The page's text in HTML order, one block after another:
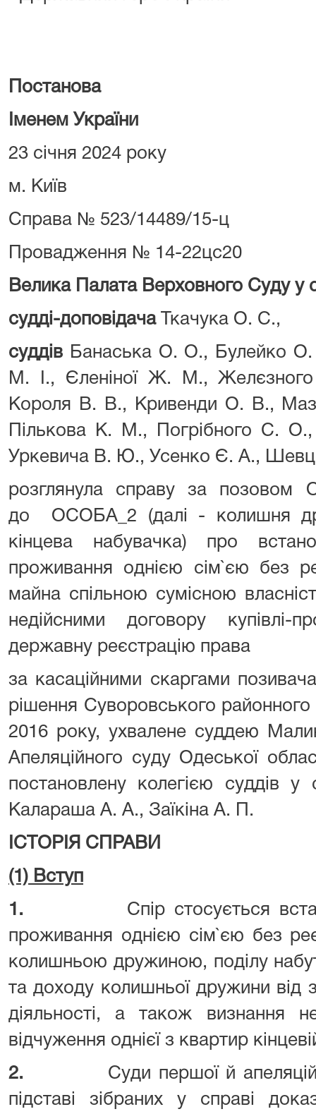
Постанова
Іменем України
23 січня 2024 року
м. Київ
Справа № 523/14489/15-ц
Провадження № 14-22цс20
Велика Палата Верховного Суду у
судді-доповідачаТкачука О. С.,
суддів Банаська О. О., Булейко
М. І., Єленіної Ж. М.,
Короля В. В., Кривенди О. В.,
Пількова К. М., Погрібного С.
Уркевича В. Ю., Усенко Є. А.,
розглянула справу за позовом
до ОСОБА_2 (далі - колишня
кінцева набувачка) про
проживання однією сім`єю без
майна спільною сумісною
недійсними договору
державну реєстрацію права
за касаційними скаргами
рішення Суворовського
2016 року, ухвалене суддею
Апеляційного суду Одеської
постановлену колегією суддів
Калараша А. А., Заїкіна А. П.
ІСТОРІЯ СПРАВИ
(1) Вступ
1. Спір стосується
проживання однією сім`єю без
колишньою дружиною, поділу
та доходу колишньої дружини від
діяльності, а також визнання
відчуження однієї з квартир
2. Суди першої й
підставі зібраних у справі